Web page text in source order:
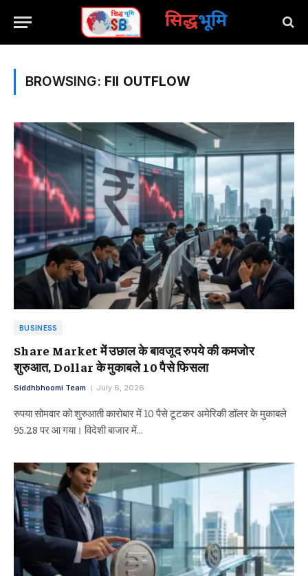
सिद्धभूमि
BROWSING: FII OUTFLOW
BUSINESS
Share Market में उछाल के बावजूद रुपये की कमजोर
शुरुआत, Dollar के मुकाबले 10 पैसे फिसला
Siddhbhoomi Team July 6, 2026
रुपया सोमवार को शुरुआती कारोबार में 10 पैसे टूटकर अमेरिकी डॉलर के मुकाबले
95.28 पर आ गया। विदेशी बाजार में…